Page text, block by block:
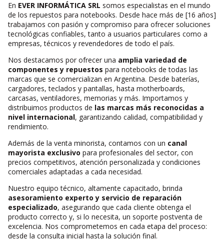
En EVER INFORMÁTICA SRL somos especialistas en el mundo
de los repuestos para notebooks. Desde hace más de [16 años]
trabajamos con pasión y compromiso para ofrecer soluciones
tecnológicas confiables, tanto a usuarios particulares como a
empresas, técnicos y revendedores de todo el país.
Nos destacamos por ofrecer una amplia variedad de
componentes y repuestos para notebooks de todas las
marcas que se comercializan en Argentina. Desde baterías,
cargadores, teclados y pantallas, hasta motherboards,
carcasas, ventiladores, memorias y más. Importamos y
distribuimos productos de las marcas más reconocidas a
nivel internacional, garantizando calidad, compatibilidad y
rendimiento.
Además de la venta minorista, contamos con un canal
mayorista exclusivo para profesionales del sector, con
precios competitivos, atención personalizada y condiciones
comerciales adaptadas a cada necesidad.
Nuestro equipo técnico, altamente capacitado, brinda
asesoramiento experto y servicio de reparación
especializado, asegurando que cada cliente obtenga el
producto correcto y, si lo necesita, un soporte postventa de
excelencia. Nos comprometemos en cada etapa del proceso:
desde la consulta inicial hasta la solución final.